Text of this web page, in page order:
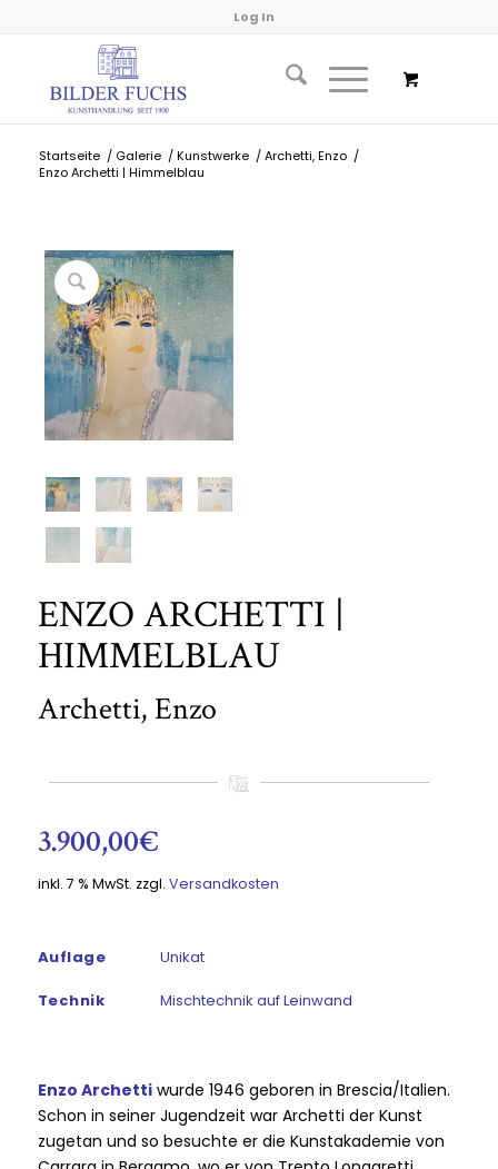
Log In
Startseite / Galerie / Kunstwerke / Archetti, Enzo /
Enzo Archetti | Himmelblau
ENZO ARCHETTI |
HIMMELBLAU
Archetti, Enzo
3.900,00€
inkl. 7 % MwSt. zzgl. Versandkosten
Auflage Unikat
Technik Mischtechnik auf Leinwand
Enzo Archettiwurde 1946 geboren in Brescia/Italien.
Schon in seiner Jugendzeit war Archetti der Kunst
zugetan und so besuchte er die Kunstakademie von